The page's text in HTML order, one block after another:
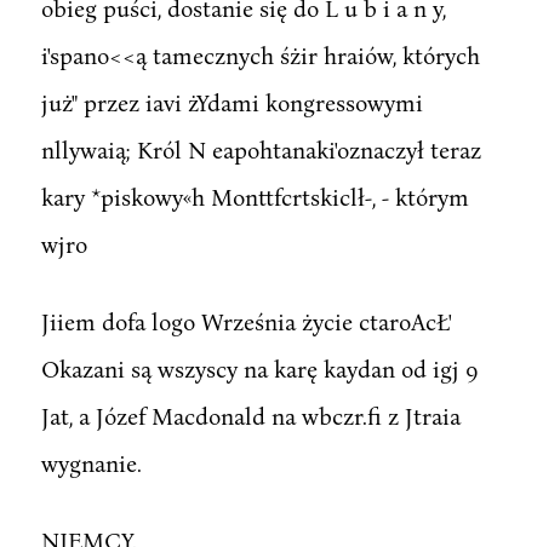
obieg puści, dostanie się do L u b i a n y,
i'spano<<ą tamecznych śżir hraiów, których
już" przez iavi żYdami kongressowymi
nllywaią; Król N eapohtanaki'oznaczył teraz
kary *piskowy«h Monttfcrtskiclł-, - którym
wjro
Jiiem dofa logo Września życie ctaroAcŁ'
Okazani są wszyscy na karę kaydan od igj 9
Jat, a Józef Macdonald na wbczr.fi z Jtraia
wygnanie.
NIEMCY.